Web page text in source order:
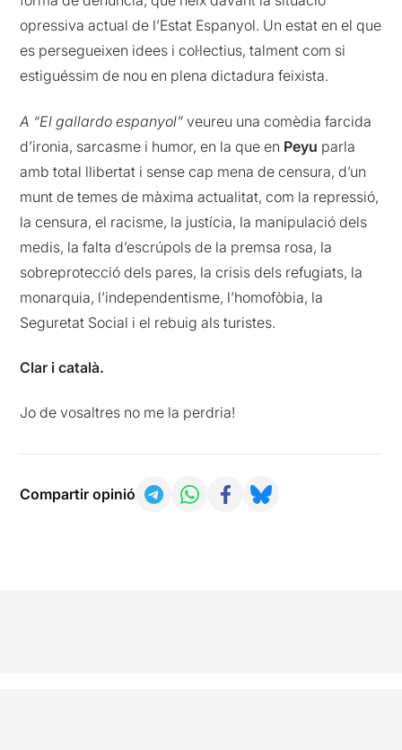
opressiva actual de l’Estat Espanyol. Un estat en el que
es persegueixen idees i col·lectius, talment com si
estiguéssim de nou en plena dictadura feixista.
A “El gallardo espanyol” veureu una comèdia farcida
d’ironia, sarcasme i humor, en la que en Peyu parla
amb total llibertat i sense cap mena de censura, d’un
munt de temes de màxima actualitat, com la repressió,
la censura, el racisme, la justícia, la manipulació dels
medis, la falta d’escrúpols de la premsa rosa, la
sobreprotecció dels pares, la crisis dels refugiats, la
monarquia, l’independentisme, l’homofòbia, la
Seguretat Social i el rebuig als turistes.
Clar i català.
Jo de vosaltres no me la perdria!
Compartir opinió